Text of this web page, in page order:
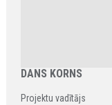
DANS KORNS
Projektu vadītājs